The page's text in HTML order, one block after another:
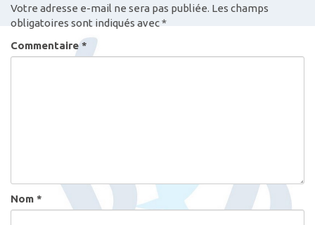
Votre adresse e-mail ne sera pas publiée. Les champs
obligatoires sont indiqués avec*
Commentaire*
Nom *